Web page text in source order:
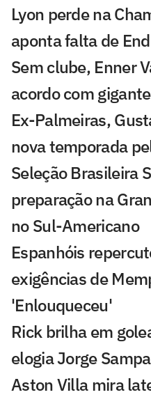
Lyon perde na
aponta falta de
Sem clube, Enner
acordo com
Ex-Palmeiras,
nova temporada
Seleção Brasileira
preparação na
no Sul-Americano
Espanhóis
exigências de
'Enlouqueceu'
Rick brilha em
elogia Jorge
Aston Villa mira